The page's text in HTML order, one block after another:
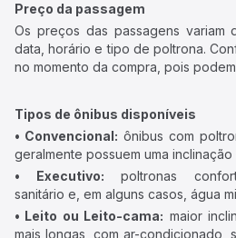
Preço da passagem
Os preços das passagens variam
data, horário e tipo de poltrona.
no momento da compra, pois
Tipos de ônibus disponíveis
• Convencional: ônibus com
geralmente possuem uma
• Executivo: poltronas
sanitário e, em alguns casos, água
• Leito ou Leito-cama: maior
mais longas, com ar-condicionado,